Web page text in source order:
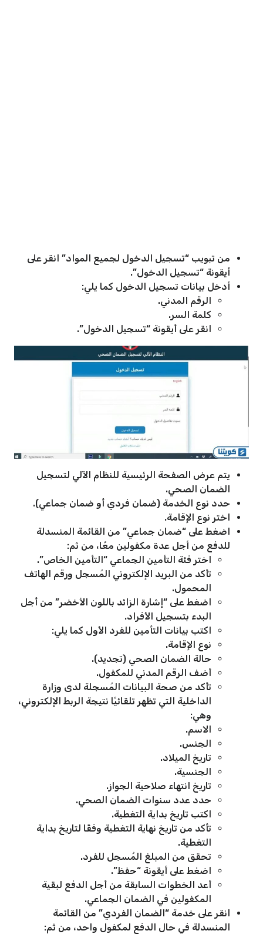
من تبويب “تسجيل الدخول لجميع المواد” انقر على
أيقونة “تسجيل الدخول”.
أدخل بيانات تسجيل الدخول كما يلي:
الرقم المدني.
كلمة السر.
انقر على أيقونة “تسجيل الدخول”.
يتم عرض الصفحة الرئيسية للنظام الآلي لتسجيل
الضمان الصحي.
حدد نوع الخدمة (ضمان فردي أو ضمان جماعي).
اختر نوع الإقامة.
اضغط على “ضمان جماعي” من القائمة المنسدلة
للدفع من أجل عدة مكفولين معًا، من ثم:
اختر فئة التأمين الجماعي “التأمين الخاص”.
تأكد من البريد الإلكتروني المُسجل ورقم الهاتف
المحمول.
اضغط على “إشارة الزائد باللون الأخضر” من أجل
البدء بتسجيل الأفراد.
اكتب بيانات التأمين للفرد الأول كما يلي:
نوع الإقامة.
حالة الضمان الصحي (تجديد).
أضف الرقم المدني للمكفول.
تأكد من صحة البيانات المُسجلة لدى وزارة
الداخلية التي تظهر تلقائيًا نتيجة الربط الإلكتروني،
وهي:
الاسم.
الجنس.
تاريخ الميلاد.
الجنسية.
تاريخ انتهاء صلاحية الجواز.
حدد عدد سنوات الضمان الصحي.
اكتب تاريخ بداية التغطية.
تأكد من تاريخ نهاية التغطية وفقًا لتاريخ بداية
التغطية.
تحقق من المبلغ المُسجل للفرد.
اضغط على أيقونة “حفظ”.
أعد الخطوات السابقة من أجل الدفع لبقية
المكفولين في الضمان الجماعي.
انقر على خدمة “الضمان الفردي” من القائمة
المنسدلة في حال الدفع لمكفول واحد، من ثم: